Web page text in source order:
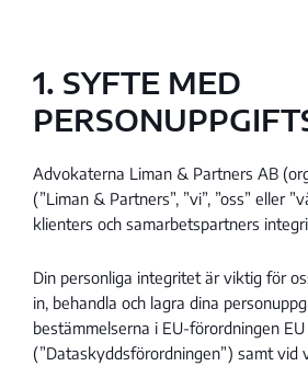
1. SYFTE MED
Advokaterna Liman & Partners AB
(”Liman & Partners”, ”vi”, ”oss” eller
klienters och samarbetspartners
Din personliga integritet är viktig för
in, behandla och lagra dina
bestämmelserna i EU-förordningen EU
(”Dataskyddsförordningen”) samt vid